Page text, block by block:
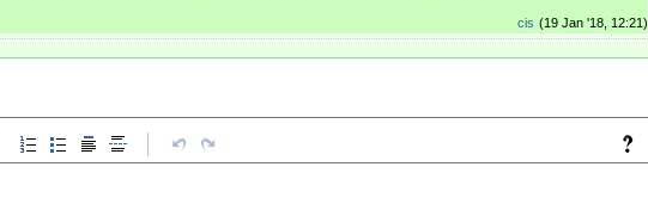
(19 Jan '18, 12:21)
cis